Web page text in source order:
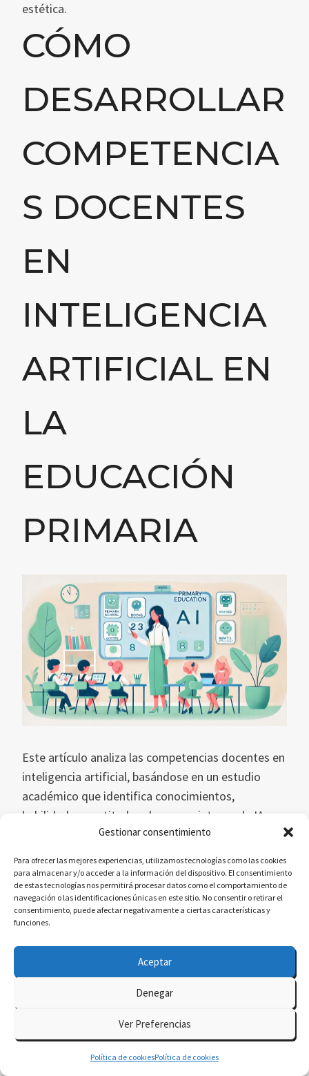
Gestionar consentimiento
Para ofrecer las mejores experiencias, utilizamos tecnologías como las cookies
para almacenar y/o acceder a la información del dispositivo. El consentimiento
de estas tecnologías nos permitirá procesar datos como el comportamiento de
navegación o las identificaciones únicas en este sitio. No consentir o retirar el
consentimiento, puede afectar negativamente a ciertas características y
funciones.
Aceptar
Denegar
Ver Preferencias
Política de cookiesPolítica de cookies
estética.
CÓMO
DESARROLLAR
COMPETENCIA
S DOCENTES
EN
INTELIGENCIA
ARTIFICIAL EN
LA
EDUCACIÓN
PRIMARIA
Este artículo analiza las competencias docentes en
inteligencia artificial, basándose en un estudio
académico que identifica conocimientos,
habilidades y actitudes clave para integrar la IA en
la educación primaria. Exploramos su relevancia
global, retos y cómo liderar la transformación
educativa con IA.
IA
GENERATIVA Y
TUTORÍA BAJO